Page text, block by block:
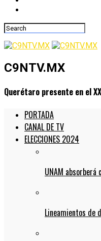
C9NTV.MX
Querétaro presente en el
PORTADA
CANAL DE TV
ELECCIONES 2024
UNAM absorberá
Lineamientos de